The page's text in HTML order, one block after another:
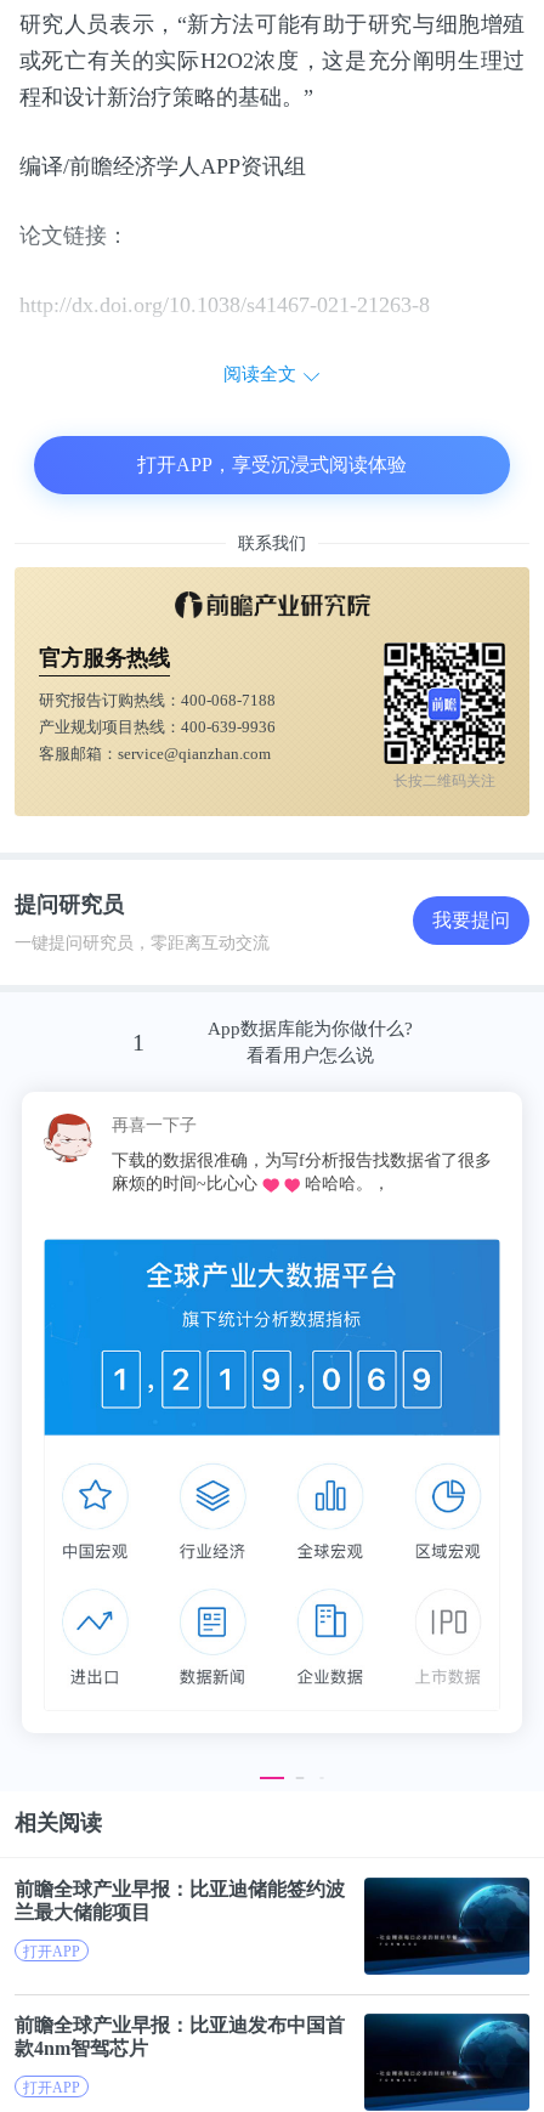
研究人员表示，“新方法可能有助于研究与细胞增殖
或死亡有关的实际H2O2浓度，这是充分阐明生理过
程和设计新治疗策略的基础。”
编译/前瞻经济学人APP资讯组
论文链接：
http://dx.doi.org/10.1038/s41467-021-21263-8
阅读全文
打开APP，享受沉浸式阅读体验
联系我们
官方服务热线
研究报告订购热线： 400-068-7188
产业规划项目热线： 400-639-9936
客服邮箱： service@qianzhan.com
长按二维码关注
提问研究员
一键提问研究员，零距离互动交流
我要提问
1
App数据库能为你做什么?
看看用户怎么说
再喜一下子
下载的数据很准确，为写f分析报告找数据省了很多
麻烦的时间~比心心
哈哈哈。，
相关阅读
前瞻全球产业早报： 比亚迪储能签约波
兰最大储能项目
打开APP
前瞻全球产业早报： 比亚迪发布中国首
款4nm智驾芯片
打开APP